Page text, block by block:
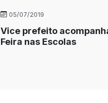
05/07/2019
Vice prefeito
Feira nas Escolas